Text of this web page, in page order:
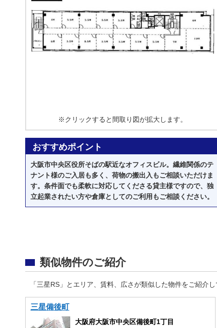
※クリックすると間取り図が拡大します。
おすすめポイント
大阪市中央区役所そばの駅近なオフィスビル。繊維関係のテ
ナント様のご入居も多く、荷物の搬出入もご相談いただけま
す。条件面でも柔軟に対応してくださる貸主様ですので、独
立起業されたい方や倉庫としてのご利用もご相談ください。
類似物件のご紹介
「三星RS」とエリア、賃料、広さが類似した物件をご紹介
三星備後町
大阪府大阪市中央区備後町1丁目